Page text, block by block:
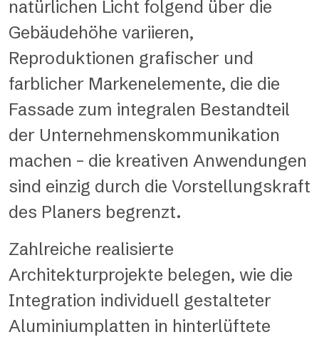
natürlichen Licht folgend über die
Gebäudehöhe variieren,
Reproduktionen grafischer und
farblicher Markenelemente, die die
Fassade zum integralen Bestandteil
der Unternehmenskommunikation
machen – die kreativen Anwendungen
sind einzig durch die Vorstellungskraft
des Planers begrenzt.
Zahlreiche realisierte
Architekturprojekte belegen, wie die
Integration individuell gestalteter
Aluminiumplatten in hinterlüftete